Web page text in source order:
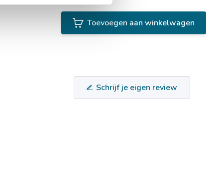
Toevoegen aan winkelwagen
Schrijf je eigen review